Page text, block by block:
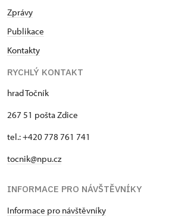
Zprávy
Publikace
Kontakty
RYCHLÝ KONTAKT
hrad Točník
267 51 pošta Zdice
tel.: +420 778 761 741
tocnik@npu.cz
INFORMACE PRO NÁVŠTĚVNÍKY
Informace pro návštěvníky